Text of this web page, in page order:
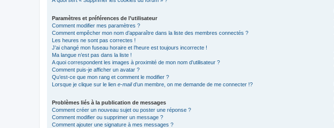
Paramètres et préférences de l’utilisateur
Comment modifier mes paramètres ?
Comment empêcher mon nom d’apparaître dans la liste des membres connectés ?
Les heures ne sont pas correctes !
J’ai changé mon fuseau horaire et l’heure est toujours incorrecte !
Ma langue n’est pas dans la liste !
A quoi correspondent les images à proximité de mon nom d’utilisateur ?
Comment puis-je afficher un avatar ?
Qu’est-ce que mon rang et comment le modifier ?
Lorsque je clique sur le lien e-maild’un membre, on me demande de me connecter !?
Problèmes liés à la publication de messages
Comment créer un nouveau sujet ou poster une réponse ?
Comment modifier ou supprimer un message ?
Comment ajouter une signature à mes messages ?